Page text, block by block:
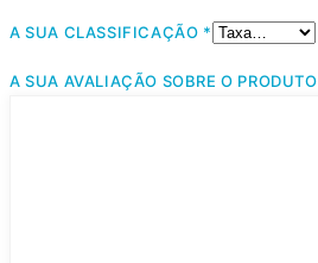
A SUA CLASSIFICAÇÃO *
A SUA AVALIAÇÃO SOBRE O PRODUTO